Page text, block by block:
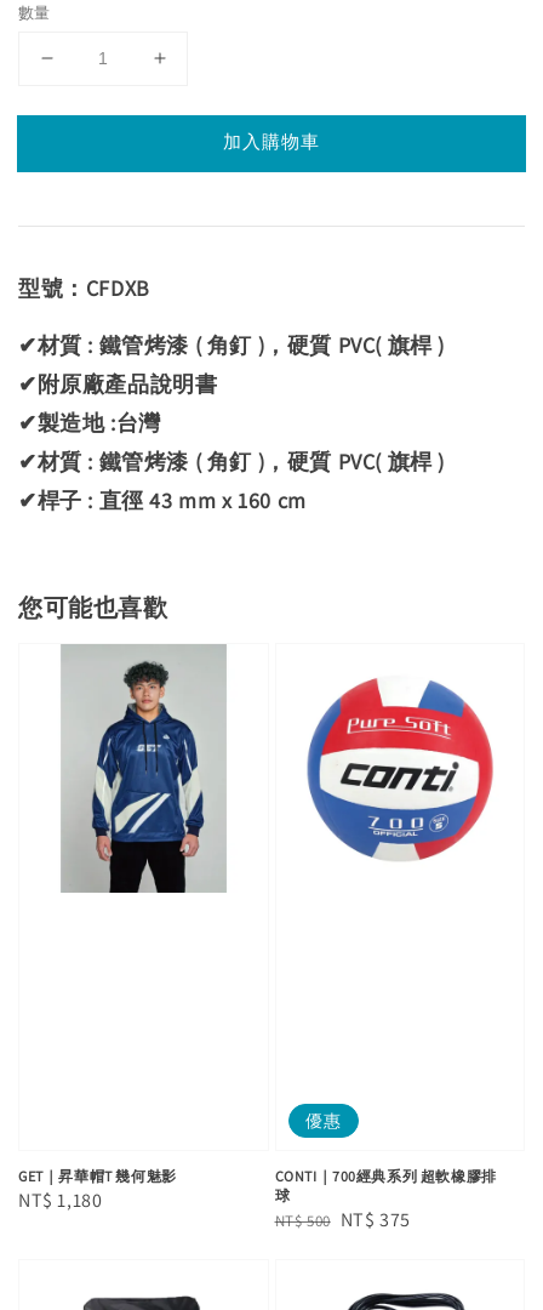
數量
加入購物車
型號：CFDXB
✔材質 : 鐵管烤漆 ( 角釘 )，硬質 PVC( 旗桿 )
✔附原廠產品說明書
✔製造地 :台灣
✔材質 : 鐵管烤漆 ( 角釘 )，硬質 PVC( 旗桿 )
✔桿子 : 直徑 43 mm x 160 cm
您可能也喜歡
GET｜昇華帽T 幾何魅影
Regular
NT$ 1,180
優惠
CONTI｜700經典系列 超軟橡膠排
球
Regular
NT$ 500 Sale
NT$ 375